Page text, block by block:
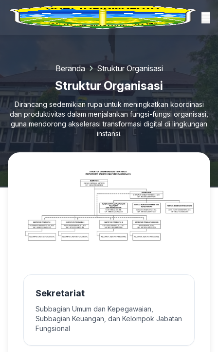
Beranda Struktur Organisasi
Struktur Organisasi
Dirancang sedemikian rupa untuk meningkatkan koordinasi
dan produktivitas dalam menjalankan fungsi-fungsi organisasi,
guna mendorong akselerasi transformasi digital di lingkungan
instansi.
Sekretariat
Subbagian Umum dan Kepegawaian,
Subbagian Keuangan, dan Kelompok Jabatan
Fungsional